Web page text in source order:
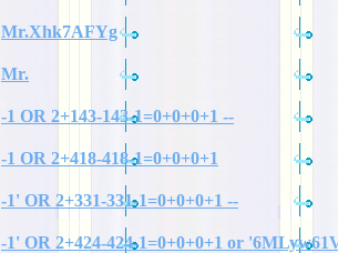
Mr.Xhk7AFYg
Mr.
-1 OR 2+143-143-1=0+0+0+1 --
-1 OR 2+418-418-1=0+0+0+1
-1' OR 2+331-331-1=0+0+0+1 --
-1' OR 2+424-424-1=0+0+0+1 or